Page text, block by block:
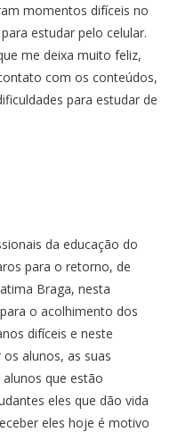
momentos difíceis no
estudar pelo celular.
me deixa muito feliz,
com os conteúdos,
para estudar de
da educação do
para o retorno, de
Braga, nesta
o acolhimento dos
difíceis e neste
alunos, as suas
que estão
eles que dão vida
eles hoje é motivo